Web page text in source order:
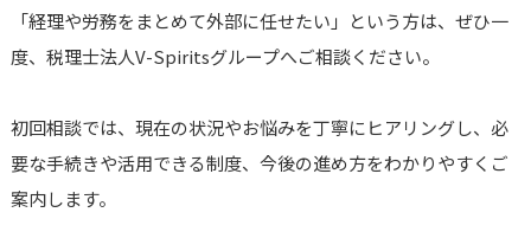
「経理や労務をまとめて外部に任せたい」という方は、ぜひ一
度、税理士法人V-Spiritsグループへご相談ください。
初回相談では、現在の状況やお悩みを丁寧にヒアリングし、必
要な手続きや活用できる制度、今後の進め方をわかりやすくご
案内します。